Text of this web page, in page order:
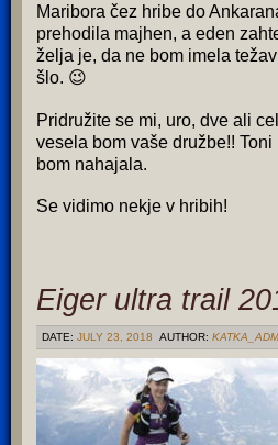
Maribora čez hribe do
prehodila majhen, a eden
želja je, da ne bom imela
šlo. 😉
Pridružite se mi, uro, dve ali
vesela bom vaše družbe!!
bom nahajala.
Se vidimo nekje v hribih!
Eiger ultra trail
DATE: JULY 23, 2018 AUTHOR: